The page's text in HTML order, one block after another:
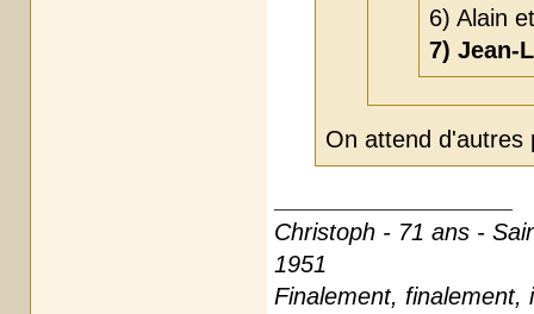
6) Alain
7) Jean-
On attend
Christoph - 71 ans -
1951
Finalement, finalement,